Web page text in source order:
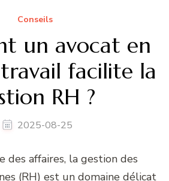
Conseils
un avocat en
facilite la
RH ?
2025-08-25
des affaires, la gestion des
(RH) est un domaine délicat